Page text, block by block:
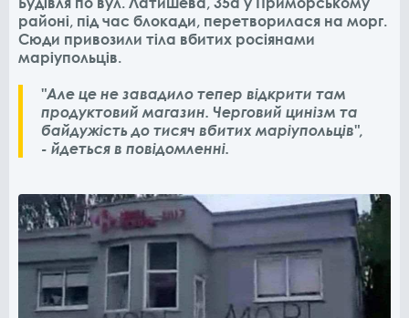
районі, під час блокади, перетворилася на морг.
Сюди привозили тіла вбитих росіянами
маріупольців.
"Але це не завадило тепер відкрити там
продуктовий магазин. Черговий цинізм та
байдужість до тисяч вбитих маріупольців",
- йдеться в повідомленні.